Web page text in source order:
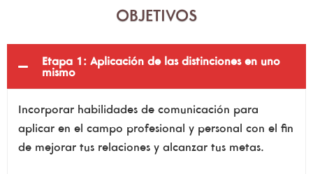
OBJETIVOS
Etapa 1: Aplicación de las distinciones en uno
mismo
Incorporar habilidades de comunicación para
aplicar en el campo profesional y personal con el fin
de mejorar tus relaciones y alcanzar tus metas.